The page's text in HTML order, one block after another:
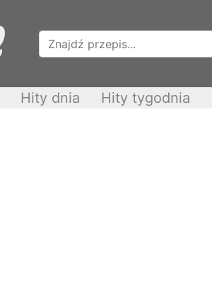
Hity dnia Hity tygodnia